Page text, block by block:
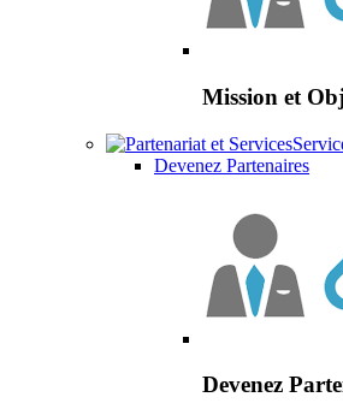
Mission et
Devenez Partenaires
Devenez